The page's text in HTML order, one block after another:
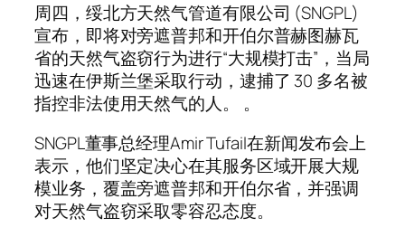
周四，绥北方天然气管道有限公司 (SNGPL)
宣布，即将对旁遮普邦和开伯尔普赫图赫瓦
省的天然气盗窃行为进行“大规模打击”，当局
迅速在伊斯兰堡采取行动，逮捕了 30 多名被
指控非法使用天然气的人。 。
SNGPL董事总经理Amir Tufail在新闻发布会上
表示，他们坚定决心在其服务区域开展大规
模业务，覆盖旁遮普邦和开伯尔省，并强调
对天然气盗窃采取零容忍态度。